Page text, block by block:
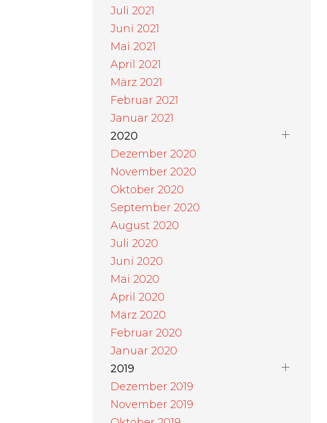
Juli 2021
Juni 2021
Mai 2021
April 2021
März 2021
Februar 2021
Januar 2021
2020
Dezember 2020
November 2020
Oktober 2020
September 2020
August 2020
Juli 2020
Juni 2020
Mai 2020
April 2020
März 2020
Februar 2020
Januar 2020
2019
Dezember 2019
November 2019